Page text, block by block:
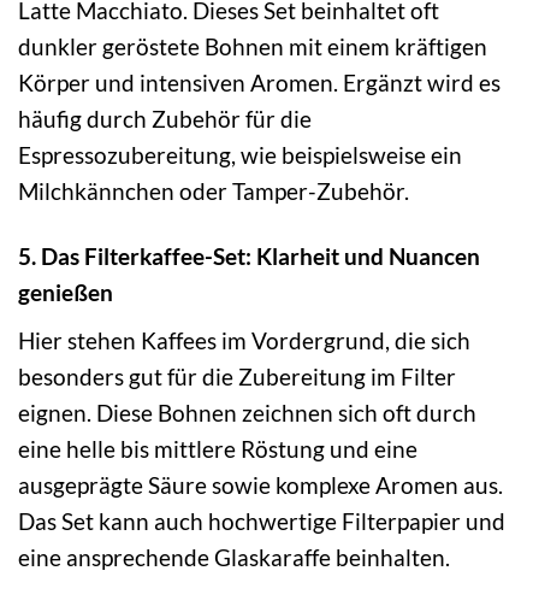
Latte Macchiato. Dieses Set beinhaltet oft
dunkler geröstete Bohnen mit einem kräftigen
Körper und intensiven Aromen. Ergänzt wird es
häufig durch Zubehör für die
Espressozubereitung, wie beispielsweise ein
Milchkännchen oder Tamper-Zubehör.
5. Das Filterkaffee-Set: Klarheit und Nuancen
genießen
Hier stehen Kaffees im Vordergrund, die sich
besonders gut für die Zubereitung im Filter
eignen. Diese Bohnen zeichnen sich oft durch
eine helle bis mittlere Röstung und eine
ausgeprägte Säure sowie komplexe Aromen aus.
Das Set kann auch hochwertige Filterpapier und
eine ansprechende Glaskaraffe beinhalten.